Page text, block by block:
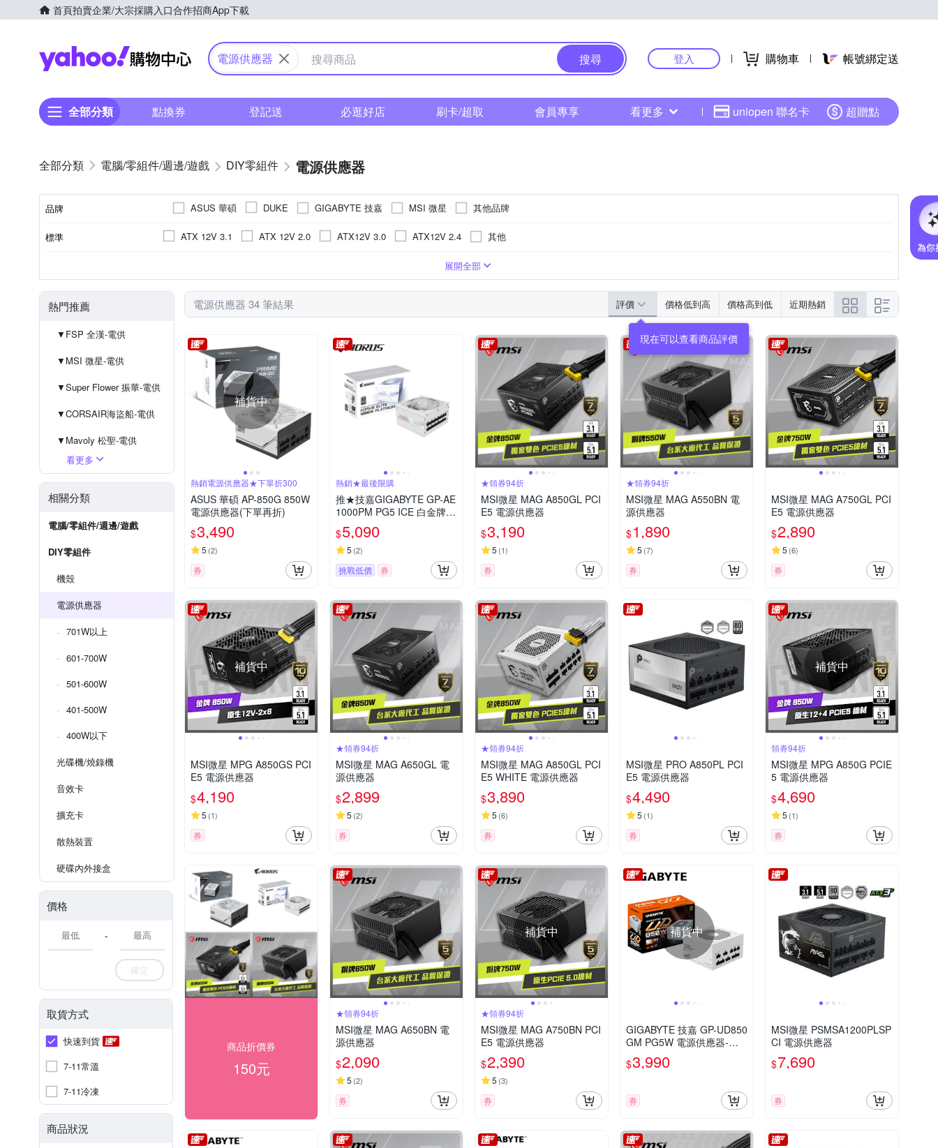
首頁拍賣企業/大宗採購入口合作招商App下載
Yahoo購物中心
電源供應器 搜尋 登入 購物車 帳號綁定送
全部分類 點換券 登記送 必逛好店 刷卡/超取 會員專享 看更多 uniopen 聯名卡 超贈點
電腦/零組件/週邊/遊戲 DIY零組件 電源供應器
品牌 ASUS 華碩 DUKE GIGABYTE 技嘉 MSI 微星 其他品牌
標準 ATX 12V 3.1 ATX 12V 2.0 ATX12V 3.0 ATX12V 2.4 其他
501W~600W
展開全部
熱門推薦
▼FSP 全漢-電供
▼MSI 微星-電供
▼Super Flower 振華-電供
▼CORSAIR海盜船-電供
▼Mavoly 松聖-電供
▼Antec 安鈦克-電供
▼GIGABYTE 技嘉-電供
看更多
相關分類
電腦/零組件/週邊/遊戲
DIY零組件
機殼
電源供應器
701W以上
601-700W
501-600W
401-500W
400W以下
光碟機/燒錄機
音效卡
擴充卡
散熱裝置
硬碟內外接盒
價格
-
確定
取貨方式
快速到貨
7-11常溫
7-11冷凍
商品狀況
電源供應器 34 筆結果 評價 價格低到高 價格高到低 近期熱銷
補貨中
熱銷電源供應器★下單折300
ASUS 華碩 AP-850G 850W
電源供應器(下單再折)
$3,490
5 (2)
券
熱銷★最後限購
推★技嘉GIGABYTE GP-AE
1000PM PG5 ICE 白金牌 1
000W 電源供應器【白】
$5,090
5 (2)
挑戰低價 券
★領券94折
MSI微星 MAG A850GL PCI
E5 電源供應器
$3,190
5 (1)
券
★領券94折
MSI微星 MAG A550BN 電
源供應器
$1,890
5 (7)
券
MSI微星 MAG A750GL PCI
E5 電源供應器
$2,890
5 (6)
券
補貨中
MSI微星 MPG A850GS PCI
E5 電源供應器
$4,190
5 (1)
券
★領券94折
MSI微星 MAG A650GL 電
源供應器
$2,899
5 (2)
券
★領券94折
MSI微星 MAG A850GL PCI
E5 WHITE 電源供應器
$3,890
5 (6)
券
MSI微星 PRO A850PL PCI
E5 電源供應器
$4,490
5 (1)
券
補貨中
領券94折
MSI微星 MPG A850G PCIE
5 電源供應器
$4,690
5 (1)
券
商品折價券
150元
★領券94折
MSI微星 MAG A650BN 電
源供應器
$2,090
5 (2)
券
補貨中
★領券94折
MSI微星 MAG A750BN PCI
E5 電源供應器
$2,390
5 (3)
券
補貨中
GIGABYTE 技嘉 GP-UD850
GM PG5W 電源供應器-金
牌
$3,990
券
MSI微星 PSMSA1200PLSP
CI 電源供應器
$7,690
券